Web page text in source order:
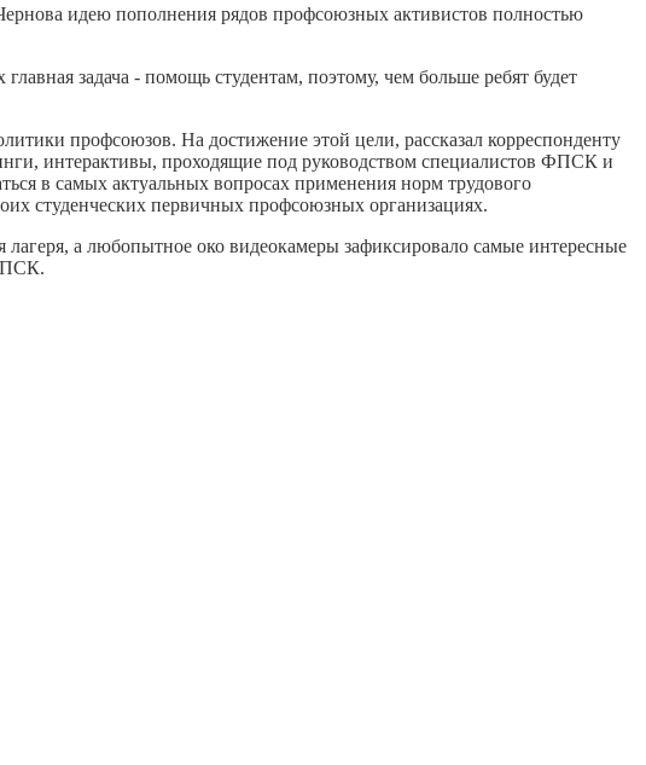
идею пополнения рядов профсоюзных активистов полностью
задача - помощь студентам, поэтому, чем больше ребят будет
профсоюзов. На достижение этой цели, рассказал корреспонденту
интерактивы, проходящие под руководством специалистов ФПСК и
в самых актуальных вопросах применения норм трудового
студенческих первичных профсоюзных организациях.
а любопытное око видеокамеры зафиксировало самые интересные